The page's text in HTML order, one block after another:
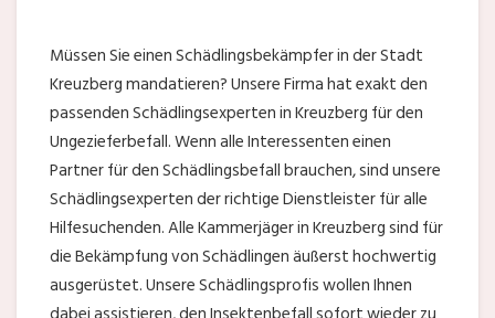
Müssen Sie einen Schädlingsbekämpfer in der Stadt
Kreuzberg mandatieren? Unsere Firma hat exakt den
passenden Schädlingsexperten in Kreuzberg für den
Ungezieferbefall. Wenn alle Interessenten einen
Partner für den Schädlingsbefall brauchen, sind unsere
Schädlingsexperten der richtige Dienstleister für alle
Hilfesuchenden. Alle Kammerjäger in Kreuzberg sind für
die Bekämpfung von Schädlingen äußerst hochwertig
ausgerüstet. Unsere Schädlingsprofis wollen Ihnen